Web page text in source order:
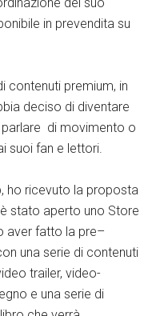
in prevendita su
contenuti premium, in
deciso di diventare
di movimento o
suoi fan e lettori.
ho ricevuto la proposta
stato aperto uno Store
aver fatto la pre–
una serie di contenuti
trailer, video-
e una serie di